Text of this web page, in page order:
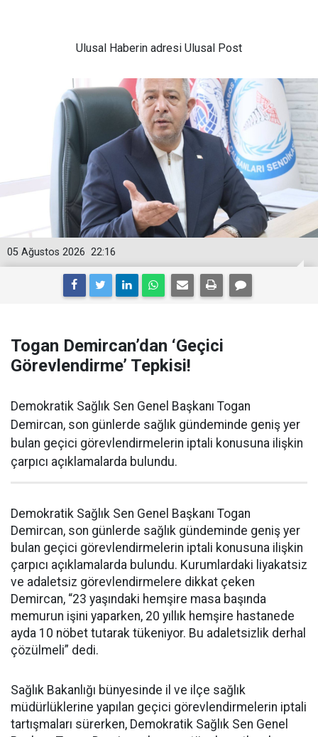
Ulusal Haberin adresi Ulusal Post
22:16
05 Ağustos 2026
Togan Demircan’dan ‘Geçici
Görevlendirme’ Tepkisi!
Demokratik Sağlık Sen Genel Başkanı Togan
Demircan, son günlerde sağlık gündeminde geniş yer
bulan geçici görevlendirmelerin iptali konusuna ilişkin
çarpıcı açıklamalarda bulundu.
Demokratik Sağlık Sen Genel Başkanı Togan
Demircan, son günlerde sağlık gündeminde geniş yer
bulan geçici görevlendirmelerin iptali konusuna ilişkin
çarpıcı açıklamalarda bulundu. Kurumlardaki liyakatsiz
ve adaletsiz görevlendirmelere dikkat çeken
Demircan, “23 yaşındaki hemşire masa başında
memurun işini yaparken, 20 yıllık hemşire hastanede
ayda 10 nöbet tutarak tükeniyor. Bu adaletsizlik derhal
çözülmeli” dedi.
Sağlık Bakanlığı bünyesinde il ve ilçe sağlık
müdürlüklerine yapılan geçici görevlendirmelerin iptali
tartışmaları sürerken, Demokratik Sağlık Sen Genel